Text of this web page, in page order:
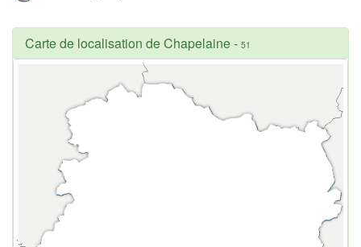
Carte de localisation de Chapelaine- 51